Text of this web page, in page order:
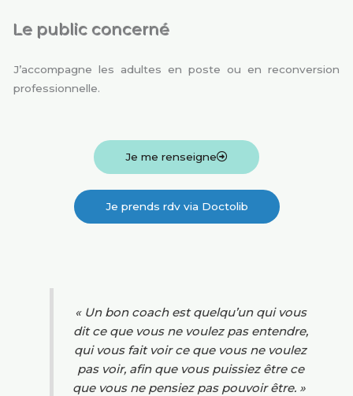
Le public concerné
J’accompagne les adultes en poste ou en reconversion
professionnelle.
Je me renseigne
Je prends rdv via Doctolib
« Un bon coach est quelqu’un qui vous
dit ce que vous ne voulez pas entendre,
qui vous fait voir ce que vous ne voulez
pas voir, afin que vous puissiez être ce
que vous ne pensiez pas pouvoir être. »